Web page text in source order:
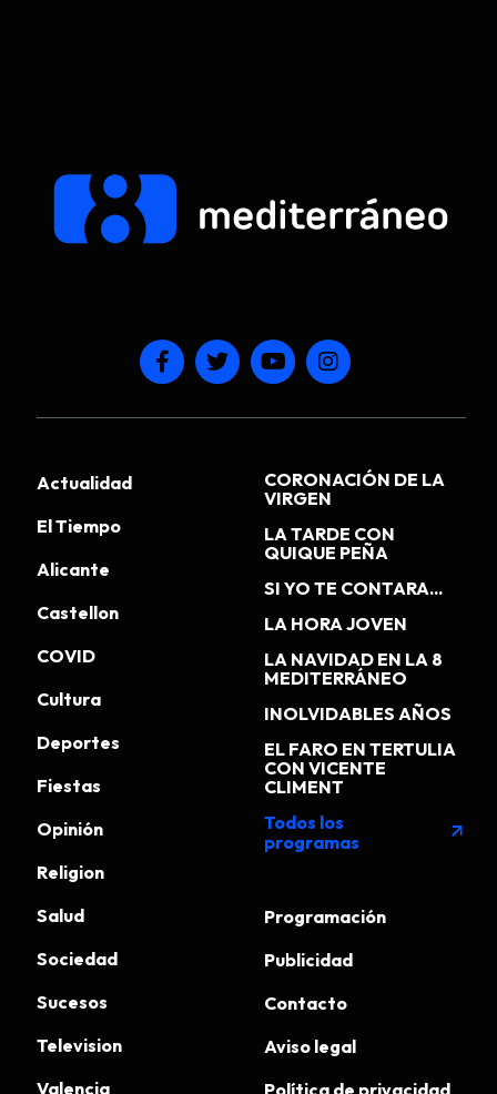
Actualidad
El Tiempo
Alicante
Castellon
COVID
Cultura
Deportes
Fiestas
Opinión
Religion
Salud
Sociedad
Sucesos
Television
Valencia
CORONACIÓN DE LA
VIRGEN
LA TARDE CON
QUIQUE PEÑA
SI YO TE CONTARA...
LA HORA JOVEN
LA NAVIDAD EN LA 8
MEDITERRÁNEO
INOLVIDABLES AÑOS
EL FARO EN TERTULIA
CON VICENTE
CLIMENT
Todos los
programas
arrow_outward
Programación
Publicidad
Contacto
Aviso legal